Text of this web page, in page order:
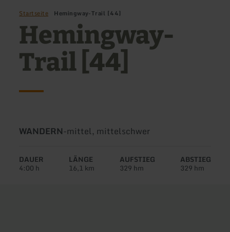
Startseite Hemingway-Trail [44]
Hemingway-
Trail [44]
Art
Tour:
WANDERN-Schwierigkeit:
mittel, mittelschwer
DAUER
4:00 h
LÄNGE
16,1 km
AUFSTIEG
329 hm
ABSTIEG
329 hm